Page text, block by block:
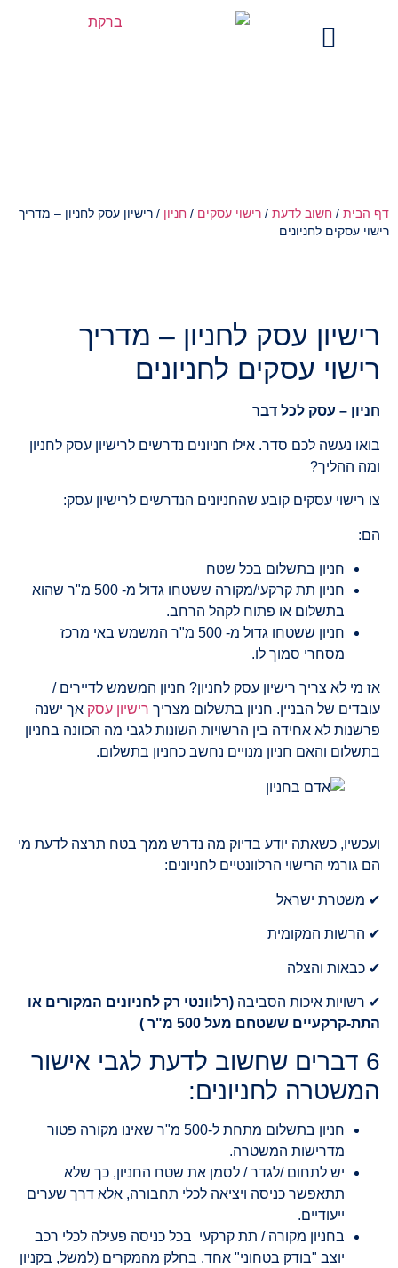
הבית/חשוב לדעת/רישוי עסקים/חניון /רישיון עסק לחניון – מדריך
עסקים לחניונים
עסק לחניון – מדריך
עסקים לחניונים
– עסק לכל דבר
נעשה לכם סדר. אילו חניונים נדרשים לרישיון עסק לחניון
ההליך?
רישוי עסקים קובע שהחניונים הנדרשים לרישיון עסק:
חניון בתשלום בכל שטח
חניון תת קרקעי/מקורה ששטחו גדול מ- 500 מ"ר שהוא
בתשלום או פתוח לקהל הרחב.
חניון ששטחו גדול מ- 500 מ"ר המשמש באי מרכז
מסחרי סמוך לו.
מי לא צריך רישיון עסק לחניון? חניון המשמש לדיירים /
של הבניין. חניון בתשלום מצריךרישיון עסקאך ישנה
לא אחידה בין הרשויות השונות לגבי מה הכוונה בחניון
והאם חניון מנויים נחשב כחניון בתשלום.
כשאתה יודע בדיוק מה נדרש ממך בטח תרצה לדעת מי
גורמי הרישוי הרלוונטיים לחניונים:
משטרת ישראל
הרשות המקומית
כבאות והצלה
רשויות איכות הסביבה(רלוונטי רק לחניונים המקורים או
קרקעיים ששטחם מעל 500 מ"ר )
6 דברים שחשוב לדעת לגבי אישור
לחניונים:
חניון בתשלום מתחת ל-500 מ"ר שאינו מקורה פטור
מדרישות המשטרה.
יש לתחום /לגדר / לסמן את שטח החניון, כך שלא
תתאפשר כניסה ויציאה לכלי תחבורה, אלא דרך שערים
ייעודיים.
בחניון מקורה / תת קרקעי בכל כניסה פעילה לכלי רכב
יוצב "בודק בטחוני" אחד. בחלק מהמקרים (למשל, בקניון